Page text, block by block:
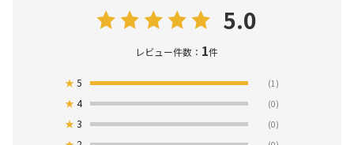
5.0
レビュー件数： 1件
★5 (1)
★4 (0)
★3 (0)